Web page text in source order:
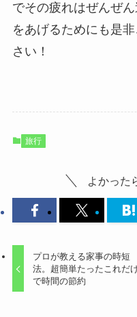
でその疲れはぜんぜ
をあげるためにも是
さい！
旅行
よかった
プロが教える家事の時短
法。超簡単たったこれだ
で時間の節約